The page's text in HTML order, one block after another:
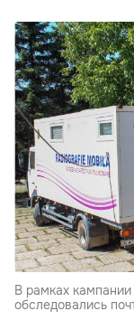
В рамках
обследовались